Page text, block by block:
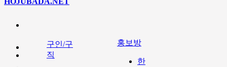
구인/구
직
홍보방
한